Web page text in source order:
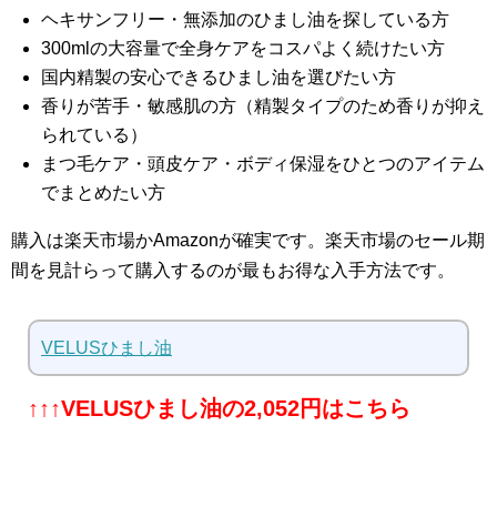
ヘキサンフリー・無添加のひまし油を探している方
300mlの大容量で全身ケアをコスパよく続けたい方
国内精製の安心できるひまし油を選びたい方
香りが苦手・敏感肌の方（精製タイプのため香りが抑え
られている）
まつ毛ケア・頭皮ケア・ボディ保湿をひとつのアイテム
でまとめたい方
購入は楽天市場かAmazonが確実です。楽天市場のセール期
間を見計らって購入するのが最もお得な入手方法です。
VELUSひまし油
↑↑↑VELUSひまし油の2,052円はこちら